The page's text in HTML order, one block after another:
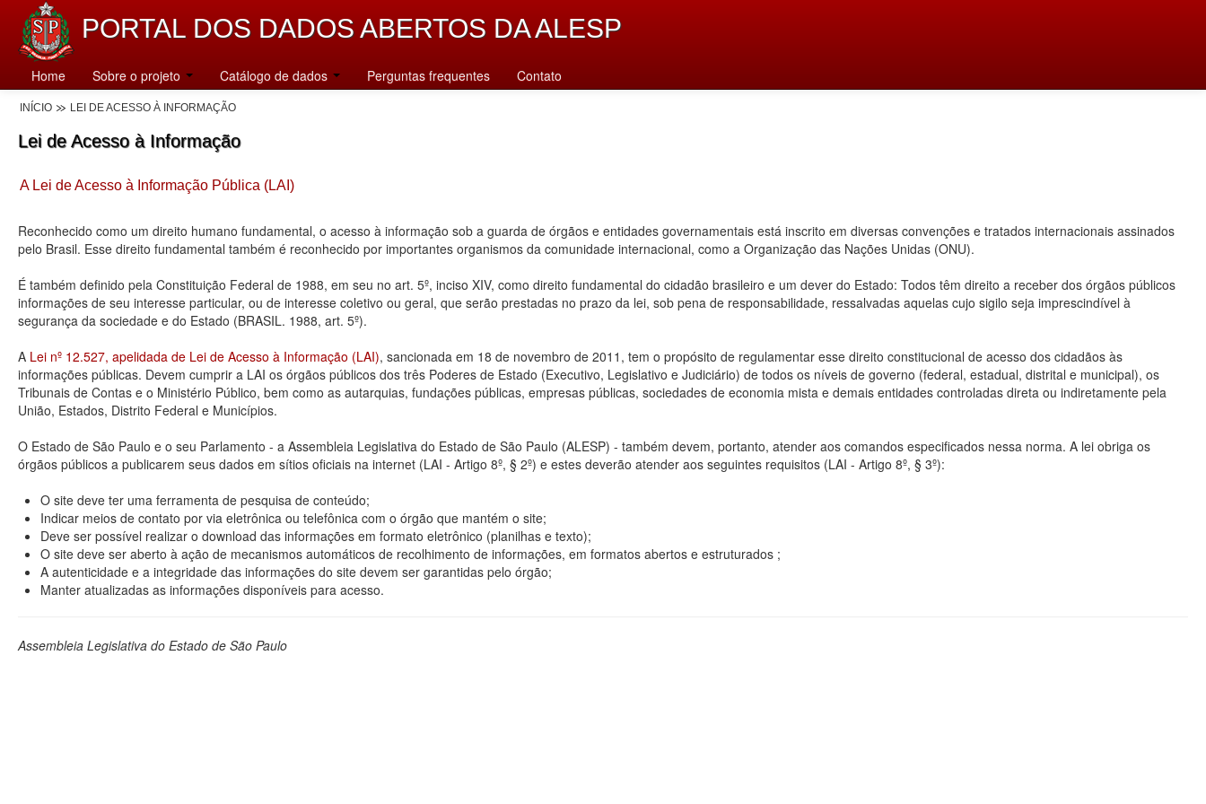
PORTAL DOS DADOS ABERTOS DA ALESP
Home Sobre o projeto Catálogo de dados Perguntas frequentes Contato
INÍCIO LEI DE ACESSO À INFORMAÇÃO
Lei de Acesso à Informação
A Lei de Acesso à Informação Pública (LAI)
Reconhecido como um direito humano fundamental, o acesso à informação sob a guarda de órgãos e entidades governamentais está inscrito em diversas convenções e tratados internacionais assinados
pelo Brasil. Esse direito fundamental também é reconhecido por importantes organismos da comunidade internacional, como a Organização das Nações Unidas (ONU).
É também definido pela Constituição Federal de 1988, em seu no art. 5º, inciso XIV, como direito fundamental do cidadão brasileiro e um dever do Estado: Todos têm direito a receber dos órgãos públicos
informações de seu interesse particular, ou de interesse coletivo ou geral, que serão prestadas no prazo da lei, sob pena de responsabilidade, ressalvadas aquelas cujo sigilo seja imprescindível à
segurança da sociedade e do Estado (BRASIL. 1988, art. 5º).
A Lei nº 12.527, apelidada de Lei de Acesso à Informação (LAI), sancionada em 18 de novembro de 2011, tem o propósito de regulamentar esse direito constitucional de acesso dos cidadãos às
informações públicas. Devem cumprir a LAI os órgãos públicos dos três Poderes de Estado (Executivo, Legislativo e Judiciário) de todos os níveis de governo (federal, estadual, distrital e municipal), os
Tribunais de Contas e o Ministério Público, bem como as autarquias, fundações públicas, empresas públicas, sociedades de economia mista e demais entidades controladas direta ou indiretamente pela
União, Estados, Distrito Federal e Municípios.
O Estado de São Paulo e o seu Parlamento - a Assembleia Legislativa do Estado de São Paulo (ALESP) - também devem, portanto, atender aos comandos especificados nessa norma. A lei obriga os
órgãos públicos a publicarem seus dados em sítios oficiais na internet (LAI - Artigo 8º, § 2º) e estes deverão atender aos seguintes requisitos (LAI - Artigo 8º, § 3º):
O site deve ter uma ferramenta de pesquisa de conteúdo;
Indicar meios de contato por via eletrônica ou telefônica com o órgão que mantém o site;
Deve ser possível realizar o download das informações em formato eletrônico (planilhas e texto);
O site deve ser aberto à ação de mecanismos automáticos de recolhimento de informações, em formatos abertos e estruturados ;
A autenticidade e a integridade das informações do site devem ser garantidas pelo órgão;
Manter atualizadas as informações disponíveis para acesso.
Assembleia Legislativa do Estado de São Paulo